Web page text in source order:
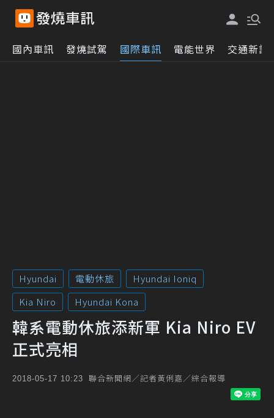
國內車訊 發燒試駕 國際車訊 電能世界 交通新訊
Hyundai 電動休旅
Hyundai Ioniq
Kia Niro
Hyundai Kona
韓系電動休旅添新軍 Kia Niro EV
正式亮相
2018-05-17 10:23 聯合新聞網／記者黃俐嘉／綜合報導